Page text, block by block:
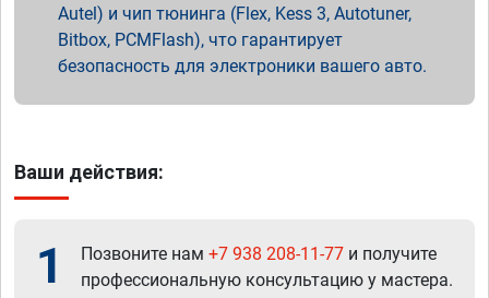
Autel) и чип тюнинга (Flex, Kess 3, Autotuner,
Bitbox, PCMFlash), что гарантирует
безопасность для электроники вашего авто.
Ваши действия:
1 Позвоните нам +7 938 208-11-77 и получите
профессиональную консультацию у мастера.